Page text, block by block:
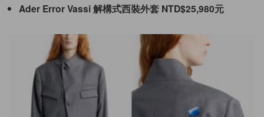
Ader Error Vassi 解構式西裝外套 NTD$25,980元